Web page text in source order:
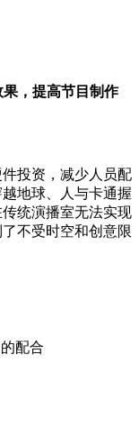
，提高节目制作
投资，减少人员配
地球、人与卡通握
统演播室无法实现
不受时空和创意限
配合